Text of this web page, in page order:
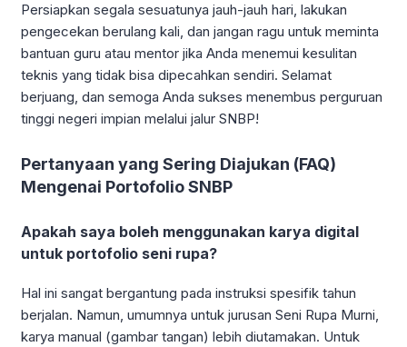
Persiapkan segala sesuatunya jauh-jauh hari, lakukan
pengecekan berulang kali, dan jangan ragu untuk meminta
bantuan guru atau mentor jika Anda menemui kesulitan
teknis yang tidak bisa dipecahkan sendiri. Selamat
berjuang, dan semoga Anda sukses menembus perguruan
tinggi negeri impian melalui jalur SNBP!
Pertanyaan yang Sering Diajukan (FAQ)
Mengenai Portofolio SNBP
Apakah saya boleh menggunakan karya digital
untuk portofolio seni rupa?
Hal ini sangat bergantung pada instruksi spesifik tahun
berjalan. Namun, umumnya untuk jurusan Seni Rupa Murni,
karya manual (gambar tangan) lebih diutamakan. Untuk